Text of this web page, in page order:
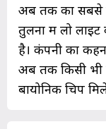
अब तक का सबसे
तुलना में लो लाइट
है। कंपनी का
अब तक किसी भी
बायोनिक चिप